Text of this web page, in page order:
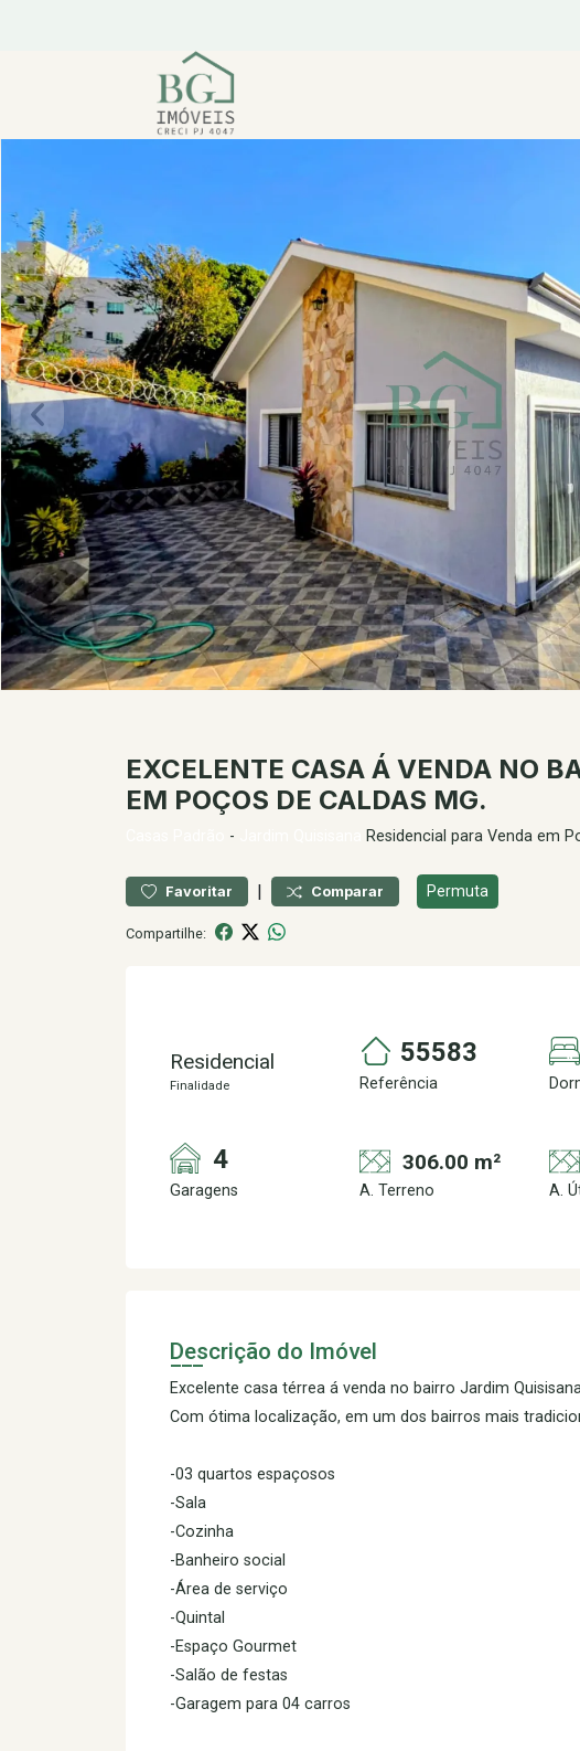
EXCELENTE CASA Á VENDA NO
EM POÇOS DE CALDAS MG.
- Residencial para Venda em
Favoritar | Comparar Permuta
Compartilhe:
Residencial
Finalidade
55583
Referência
4
Garagens
306.00 m²
A. Terreno A.
Descrição do Imóvel
Excelente casa térrea á venda no bairro Jardim
Com ótima localização, em um dos bairros mais
-03 quartos espaçosos
-Sala
-Cozinha
-Banheiro social
-Área de serviço
-Quintal
-Espaço Gourmet
-Salão de festas
-Garagem para 04 carros